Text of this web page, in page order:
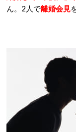
ん。2人で離婚会見